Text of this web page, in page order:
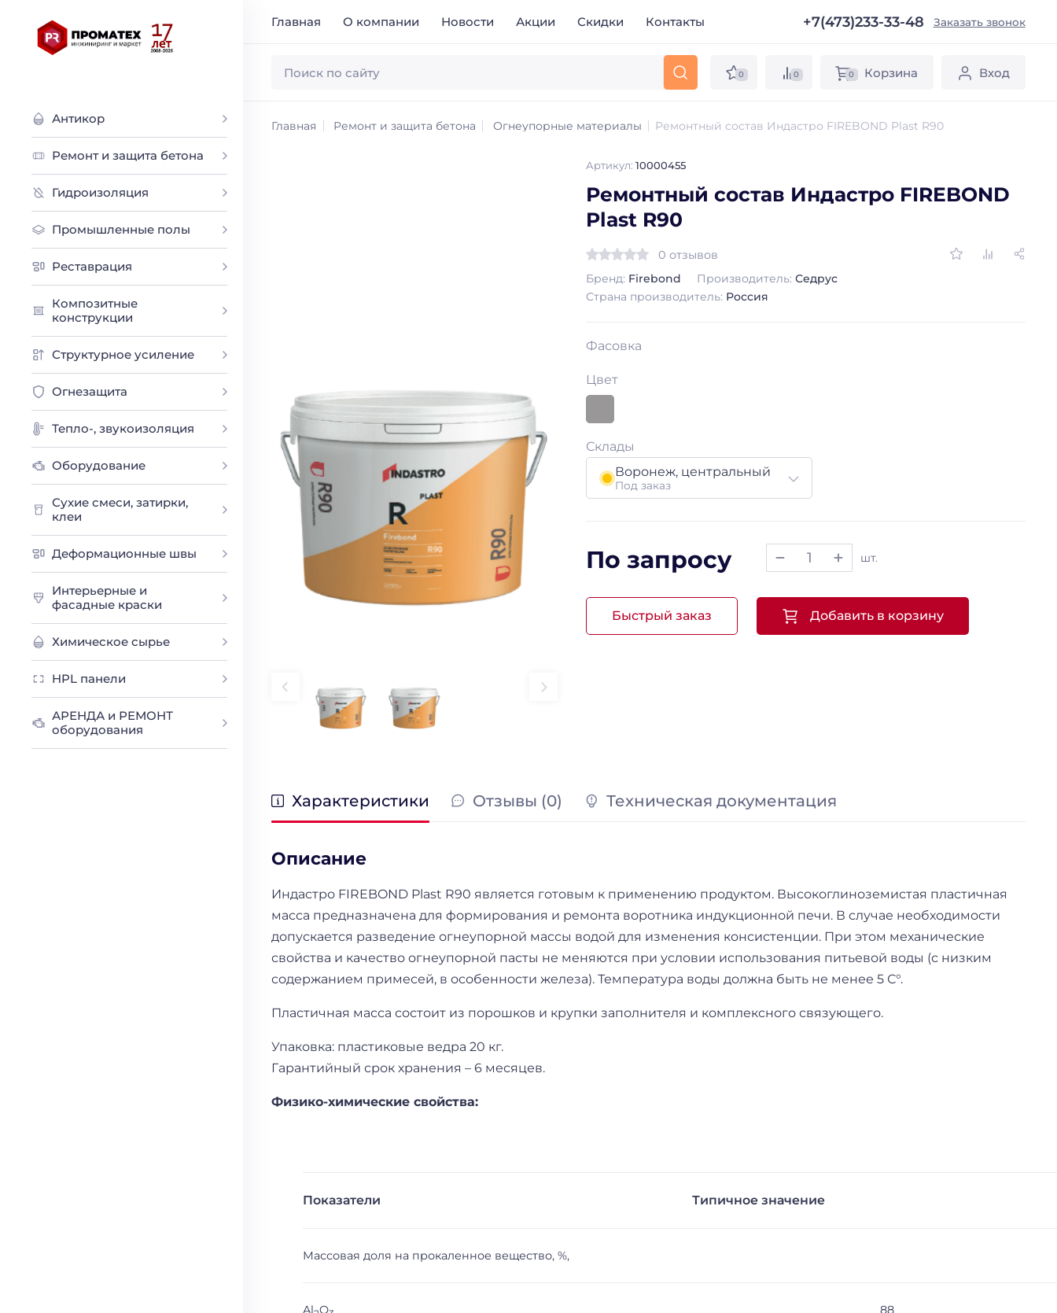
Главная О компании Новости Акции Скидки Контакты +7(473)233-33-48 Заказать звонок
0 0 0 Корзина Вход
Главная Ремонт и защита бетона Огнеупорные материалы Ремонтный состав Индастро FIREBOND Plast R90
Ремонтный состав Индастро FIREBOND
Plast R90
0 отзывов
Бренд: Firebond Производитель:Седрус
Страна производитель: Россия
Фасовка
Цвет
Склады
Воронеж, центральный
Под заказ
Артикул:10000455
По запросу шт.
Быстрый заказ Добавить в корзину
Характеристики Отзывы (0) Техническая документация
Описание
Индастро FIREBOND Plast R90 является готовым к применению продуктом. Высокоглиноземистая пластичная
масса предназначена для формирования и ремонта воротника индукционной печи. В случае необходимости
допускается разведение огнеупорной массы водой для изменения консистенции. При этом механические
свойства и качество огнеупорной пасты не меняются при условии использования питьевой воды (с низким
содержанием примесей, в особенности железа). Температура воды должна быть не менее 5 С°.
Пластичная масса состоит из порошков и крупки заполнителя и комплексного связующего.
Упаковка: пластиковые ведра 20 кг.
Гарантийный срок хранения – 6 месяцев.
Физико-химические свойства:
Показатели Типичное значение
Массовая доля на прокаленное вещество, %,
Al O 88
Антикор
Ремонт и защита бетона
Гидроизоляция
Промышленные полы
Реставрация
Композитные
конструкции
Структурное усиление
Огнезащита
Тепло-, звукоизоляция
Оборудование
Сухие смеси, затирки,
клеи
Деформационные швы
Интерьерные и
фасадные краски
Химическое сырье
HPL панели
АРЕНДА и РЕМОНТ
оборудования